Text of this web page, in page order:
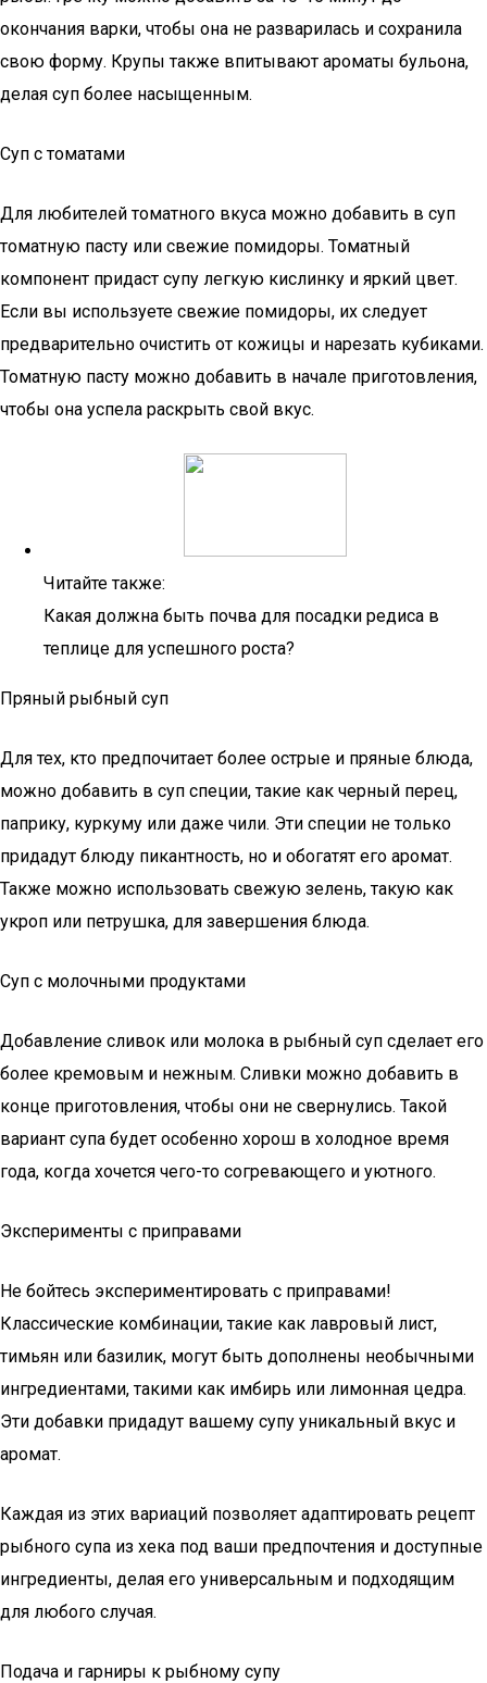
окончания варки, чтобы она не разварилась и сохранила
свою форму. Крупы также впитывают ароматы бульона,
делая суп более насыщенным.
Суп с томатами
Для любителей томатного вкуса можно добавить в суп
томатную пасту или свежие помидоры. Томатный
компонент придаст супу легкую кислинку и яркий цвет.
Если вы используете свежие помидоры, их следует
предварительно очистить от кожицы и нарезать кубиками.
Томатную пасту можно добавить в начале приготовления,
чтобы она успела раскрыть свой вкус.
Читайте также:
Какая должна быть почва для посадки редиса в
теплице для успешного роста?
Пряный рыбный суп
Для тех, кто предпочитает более острые и пряные блюда,
можно добавить в суп специи, такие как черный перец,
паприку, куркуму или даже чили. Эти специи не только
придадут блюду пикантность, но и обогатят его аромат.
Также можно использовать свежую зелень, такую как
укроп или петрушка, для завершения блюда.
Суп с молочными продуктами
Добавление сливок или молока в рыбный суп сделает его
более кремовым и нежным. Сливки можно добавить в
конце приготовления, чтобы они не свернулись. Такой
вариант супа будет особенно хорош в холодное время
года, когда хочется чего-то согревающего и уютного.
Эксперименты с приправами
Не бойтесь экспериментировать с приправами!
Классические комбинации, такие как лавровый лист,
тимьян или базилик, могут быть дополнены необычными
ингредиентами, такими как имбирь или лимонная цедра.
Эти добавки придадут вашему супу уникальный вкус и
аромат.
Каждая из этих вариаций позволяет адаптировать рецепт
рыбного супа из хека под ваши предпочтения и доступные
ингредиенты, делая его универсальным и подходящим
для любого случая.
Подача и гарниры к рыбному супу